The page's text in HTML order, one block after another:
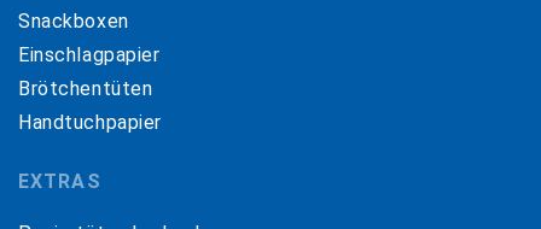
Snackboxen
Einschlagpapier
Brötchentüten
Handtuchpapier
EXTRAS